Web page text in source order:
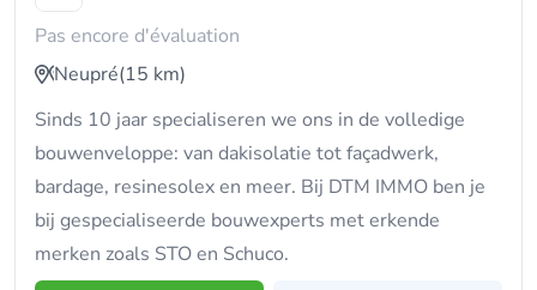
Pas encore d'évaluation
Neupré(15 km)
Sinds 10 jaar specialiseren we ons in de volledige
bouwenveloppe: van dakisolatie tot façadwerk,
bardage, resinesolex en meer. Bij DTM IMMO ben je
bij gespecialiseerde bouwexperts met erkende
merken zoals STO en Schuco.